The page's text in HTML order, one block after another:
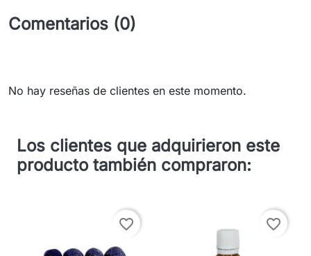
Comentarios (0)
No hay reseñas de clientes en este momento.
Los clientes que adquirieron este
producto también compraron:
favorite_border favorite_border